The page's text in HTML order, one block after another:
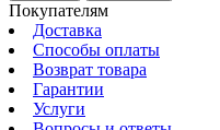
Покупателям
Доставка
Способы оплаты
Возврат товара
Гарантии
Услуги